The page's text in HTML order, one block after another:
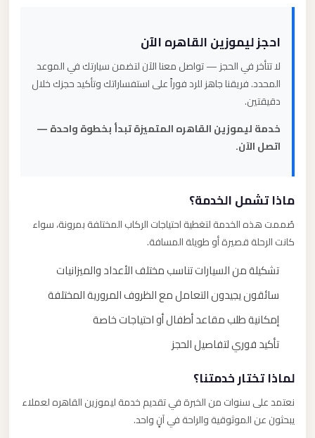
احجز ليموزين القاهره الآن
لا تتأخر في الحجز — تواصل معنا الآن لتضمن سيارتك في الموعد
المحدد. فريقنا جاهز للرد فوراً على استفساراتك وتأكيد حجزك خلال
دقيقتين.
خدمة ليموزين القاهره المتميزة تبدأ بخطوة واحدة —
اتصل الآن.
ماذا تشمل الخدمة؟
صُممت هذه الخدمة لتغطية احتياجات الركاب المختلفة بمرونة، سواء
كانت الرحلة قصيرة أو طويلة المسافة.
تشكيلة من السيارات تناسب مختلف الأعداد والميزانيات
سائقون يجيدون التعامل مع الظروف المرورية المختلفة
إمكانية طلب مقاعد أطفال أو احتياجات خاصة
تأكيد فوري لتفاصيل الحجز
لماذا تختار خدمتنا؟
نعتمد على سنوات من الخبرة في تقديم خدمة ليموزين القاهره لعملاء
يبحثون عن الموثوقية والراحة في آنٍ واحد.